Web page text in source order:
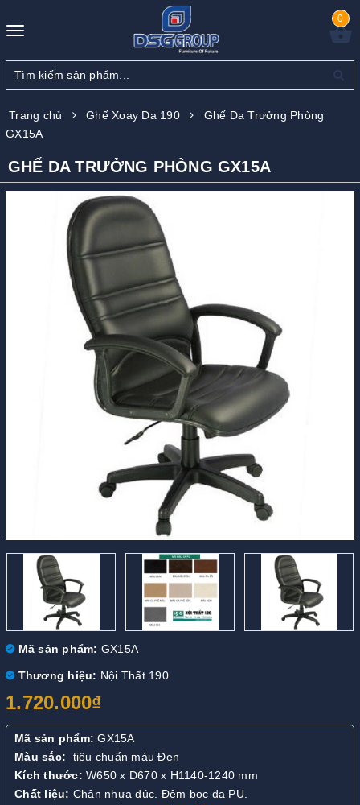
Toggle
0
Trang chủ Ghế Xoay Da 190
Ghế Da Trưởng Phòng
GX15A
GHẾ DA TRƯỞNG PHÒNG GX15A
Mã sản phẩm: GX15A
Thương hiệu: Nội Thất 190
1.720.000₫
Mã sản phẩm: GX15A
Màu sắc: tiêu chuẩn màu Đen
Kích thước: W650 x D670 x H1140-1240 mm
Chất liệu: Chân nhựa đúc. Đệm bọc da PU.